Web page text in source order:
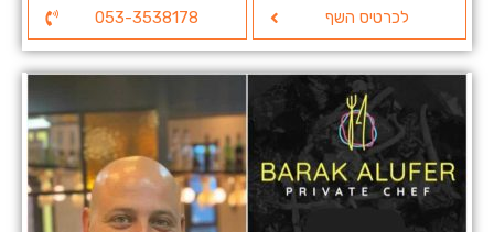
לכרטיס השף 053-3538178